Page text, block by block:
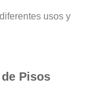
usos y
Pisos